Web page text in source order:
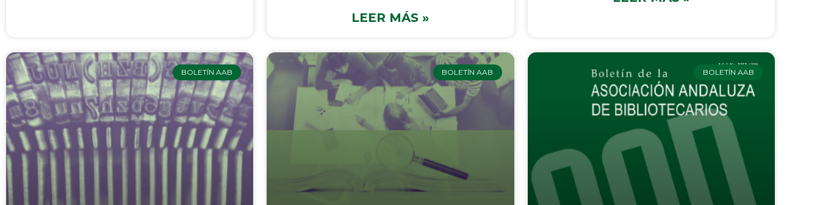
LEER MÁS »
BOLETÍN AAB BOLETÍN AAB BOLETÍN AAB